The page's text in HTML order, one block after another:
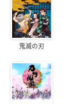
鬼滅の刃